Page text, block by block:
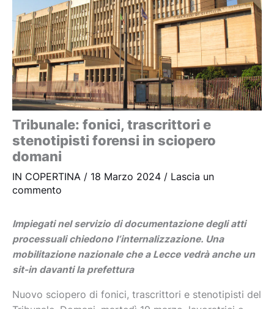
Tribunale: fonici, trascrittori e
stenotipisti forensi in sciopero
domani
IN COPERTINA / 18 Marzo 2024 / Lascia un
commento
Impiegati nel servizio di documentazione degli atti
processuali chiedono l’internalizzazione. Una
mobilitazione nazionale che a Lecce vedrà anche un
sit-in davanti la prefettura
Nuovo sciopero di fonici, trascrittori e stenotipisti del